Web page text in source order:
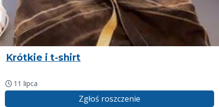
Krótkie i t-shirt
11 lipca
Zgłoś roszczenie